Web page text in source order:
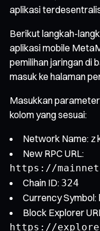
aplikasi
Berikut langkah-
aplikasi mobile
pemilihan jaringan di
masuk ke halaman
Masukkan
kolom yang sesuai:
Network Name:
New RPC URL:
https://
Chain ID: 324
Currency Symbol:
Block Explorer
https://